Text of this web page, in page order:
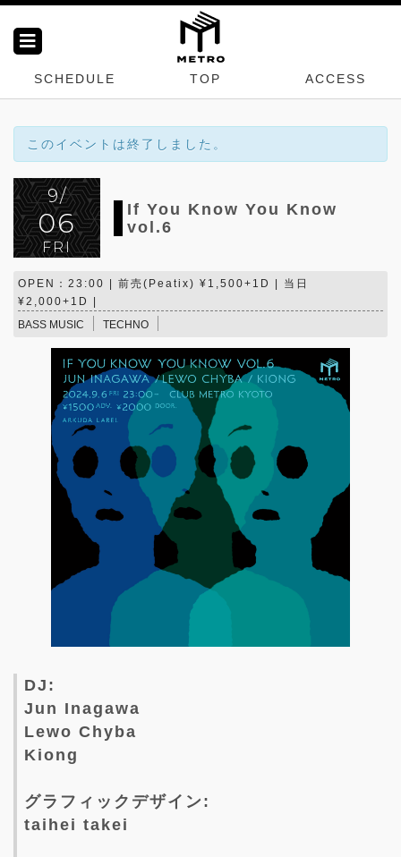
SCHEDULE TOP ACCESS
このイベントは終了しました。
9/
06
FRI
If You Know You Know
vol.6
OPEN：23:00 | 前売(Peatix) ¥1,500+1D | 当日
¥2,000+1D |
BASS MUSIC
TECHNO
DJ:
Jun Inagawa
Lewo Chyba
Kiong
グラフィックデザイン:
taihei takei